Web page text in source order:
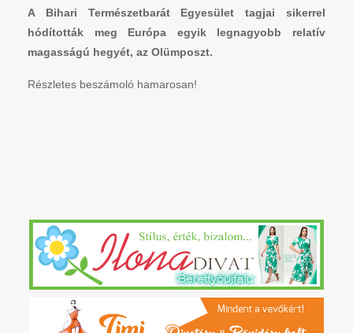
A Bihari Természetbarát Egyesület tagjai sikerrel
hódították meg Európa egyik legnagyobb relatív
magasságú hegyét, az Olümposzt.
Részletes beszámoló hamarosan!